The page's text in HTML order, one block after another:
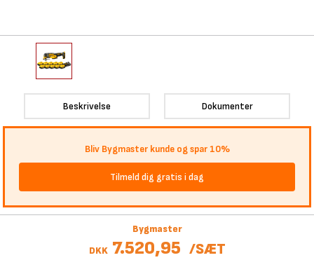
Beskrivelse Dokumenter
Bliv Bygmaster kunde og spar 10%
Tilmeld dig gratis i dag
Bygmaster
DKK 7.520,95 /SÆT